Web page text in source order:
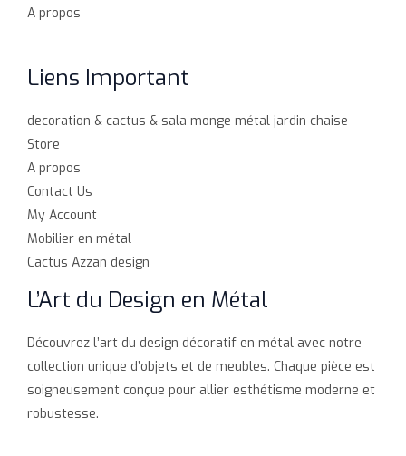
A propos
Liens Important
decoration & cactus & sala monge métal jardin chaise
Store
A propos
Contact Us
My Account
Mobilier en métal
Cactus Azzan design
L’Art du Design en Métal
Découvrez l’art du design décoratif en métal avec notre
collection unique d’objets et de meubles. Chaque pièce est
soigneusement conçue pour allier esthétisme moderne et
robustesse.